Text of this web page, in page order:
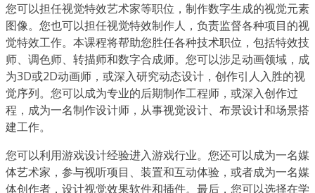
您可以担任视觉特效艺术家等职位，制作数字生成的视觉元素
图像。您也可以担任视觉特效制作人，负责监督各种项目的视
觉特效工作。本课程将帮助您胜任各种技术职位，包括特效技
师、调色师、转描师和数字合成师。您可以涉足动画领域，成
为3D或2D动画师，或深入研究动态设计，创作引人入胜的视
觉序列。您可以成为专业的后期制作工程师，或深入创作过
程，成为一名制作设计师，从事视觉设计、布景设计和场景搭
建工作。
您可以利用游戏设计经验进入游戏行业。您还可以成为一名媒
体艺术家，参与视听项目、装置和互动体验，或者成为一名媒
体创作者，设计视觉效果软件和插件。最后，您可以选择在学